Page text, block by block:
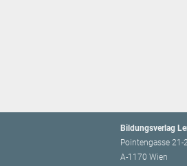
Bildungsverlag
Pointengasse 21-
A-1170 Wien